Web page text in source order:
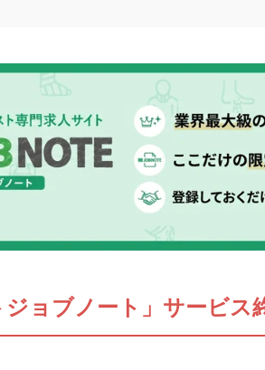
ジョブノート」サービス